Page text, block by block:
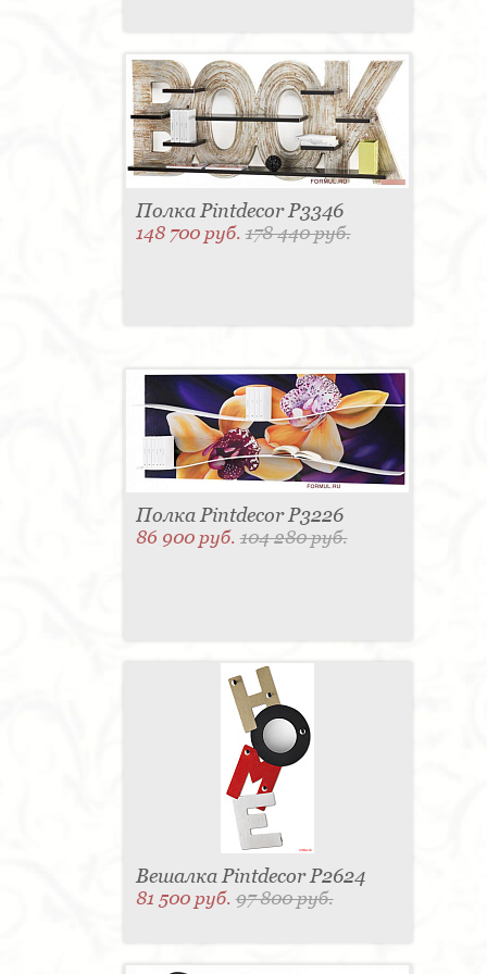
Полка Pintdecor P3346
148 700 руб.178 440 руб.
Полка Pintdecor P3226
86 900 руб.104 280 руб.
Вешалка Pintdecor P2624
81 500 руб.97 800 руб.